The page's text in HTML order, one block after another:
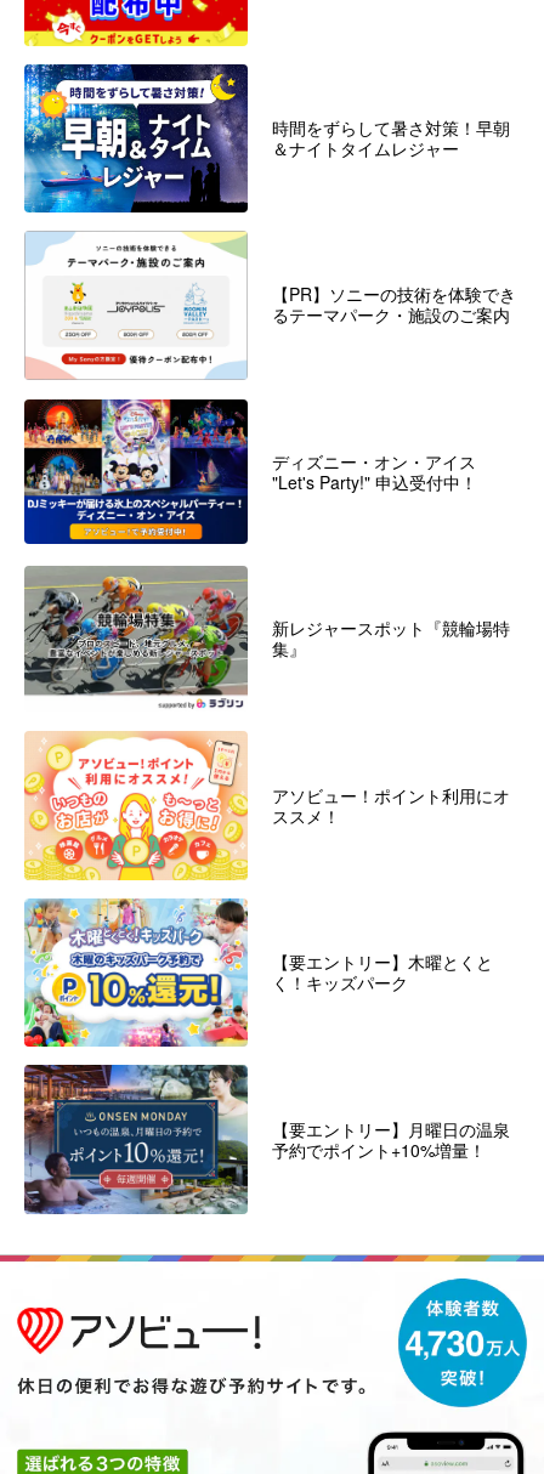
時間をずらして暑さ対策！早朝
＆ナイトタイムレジャー
【PR】ソニーの技術を体験でき
るテーマパーク・施設のご案内
ディズニー・オン・アイス
"Let's Party!" 申込受付中！
新レジャースポット『競輪場特
集』
アソビュー！ポイント利用にオ
ススメ！
【要エントリー】木曜とくと
く！キッズパーク
【要エントリー】月曜日の温泉
予約でポイント+10%増量！